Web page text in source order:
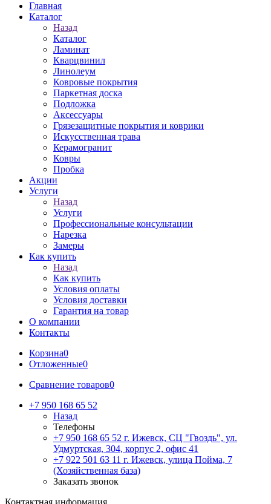
Главная
Каталог
Назад
Каталог
Ламинат
Кварцвинил
Линолеум
Ковровые покрытия
Паркетная доска
Подложка
Аксессуары
Грязезащитные покрытия и коврики
Искусственная трава
Керамогранит
Ковры
Пробка
Акции
Услуги
Назад
Услуги
Профессиональные консультации
Нарезка
Замеры
Как купить
Назад
Как купить
Условия оплаты
Условия доставки
Гарантия на товар
О компании
Контакты
Корзина0
Отложенные0
Сравнение товаров0
+7 950 168 65 52
Назад
Телефоны
+7 950 168 65 52 г. Ижевск, СЦ "Гвоздь", ул.
Удмуртская, 304, корпус 2, офис 41
+7 922 501 63 11 г. Ижевск, улица Пойма, 7
(Хозяйственная база)
Заказать звонок
Контактная информация